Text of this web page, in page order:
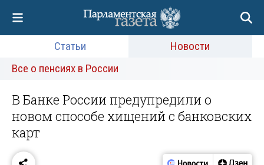
Статьи
Новости
Все о пенсиях в России
В Банке России предупредили о
новом способе хищений с банковских
карт